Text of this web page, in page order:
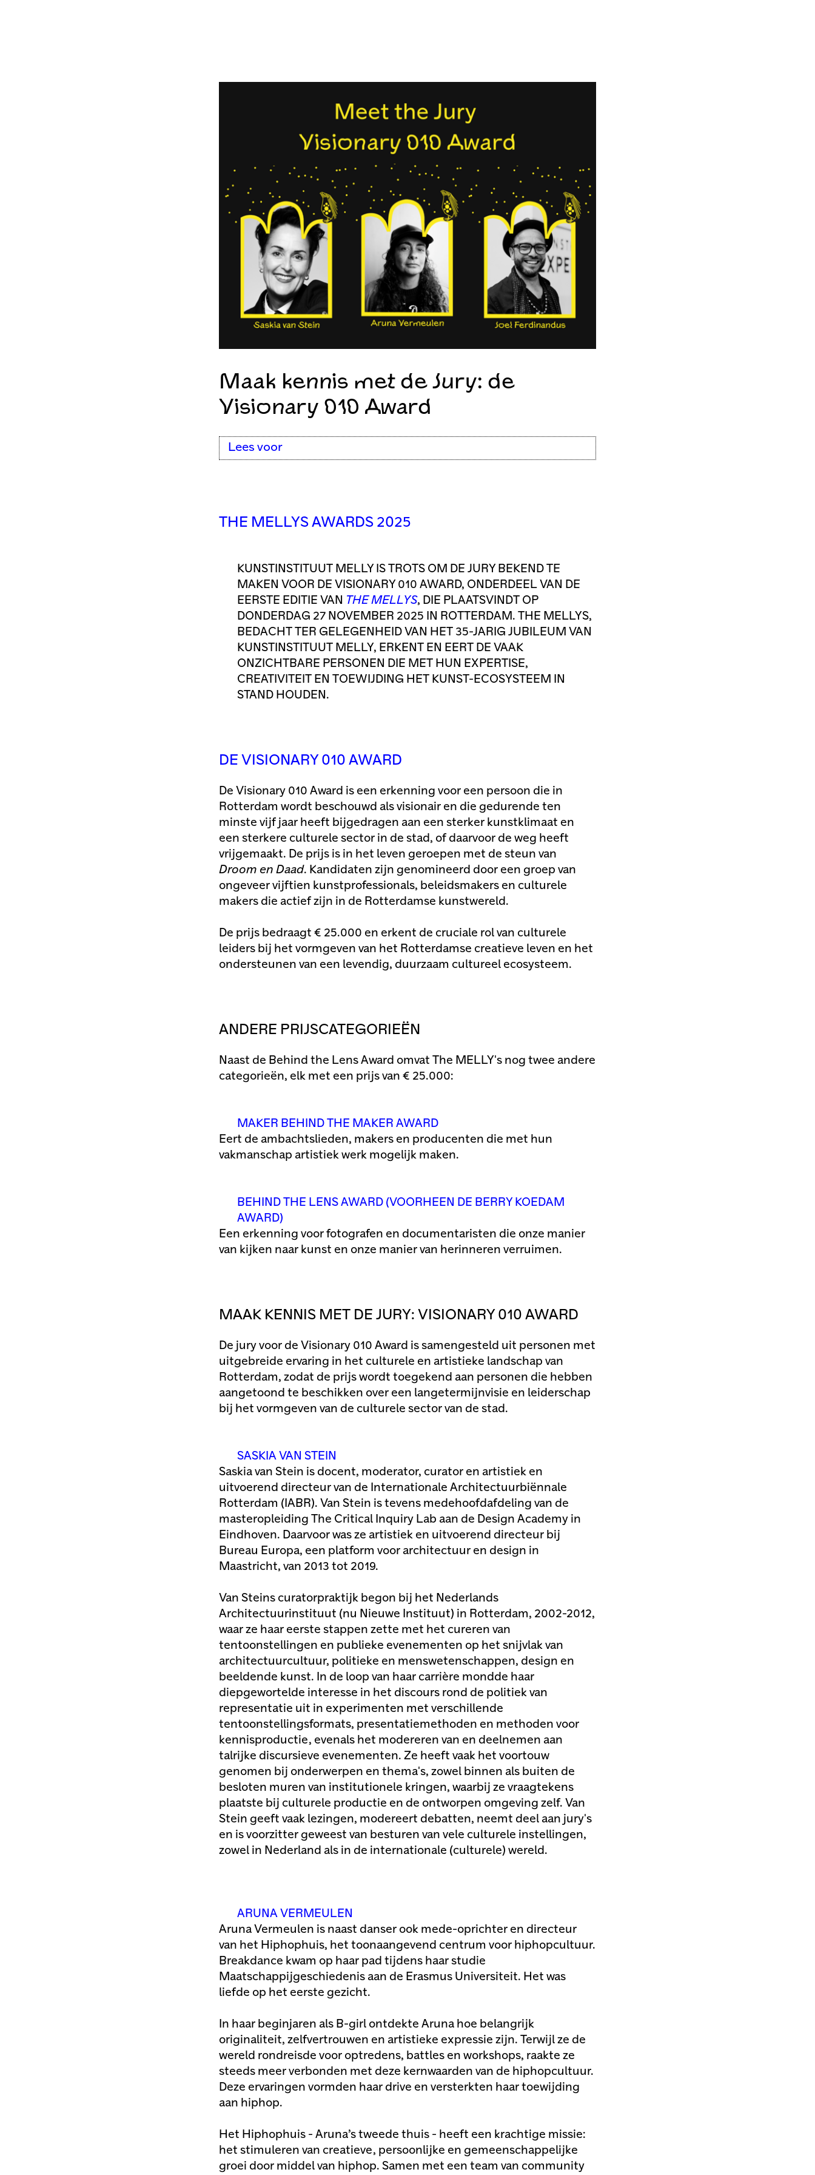
Maak kennis met de Jury: de
Visionary 010 Award
Lees voor
THE MELLYS AWARDS 2025
KUNSTINSTITUUT MELLY IS TROTS OM DE JURY BEKEND TE
MAKEN VOOR DE VISIONARY 010 AWARD, ONDERDEEL VAN DE
EERSTE EDITIE VAN THE MELLYS, DIE PLAATSVINDT OP
DONDERDAG 27 NOVEMBER 2025 IN ROTTERDAM. THE MELLYS,
BEDACHT TER GELEGENHEID VAN HET 35-JARIG JUBILEUM VAN
KUNSTINSTITUUT MELLY, ERKENT EN EERT DE VAAK
ONZICHTBARE PERSONEN DIE MET HUN EXPERTISE,
CREATIVITEIT EN TOEWIJDING HET KUNST-ECOSYSTEEM IN
STAND HOUDEN.
DE VISIONARY 010 AWARD
De Visionary 010 Award is een erkenning voor een persoon die in
Rotterdam wordt beschouwd als visionair en die gedurende ten
minste vijf jaar heeft bijgedragen aan een sterker kunstklimaat en
een sterkere culturele sector in de stad, of daarvoor de weg heeft
vrijgemaakt. De prijs is in het leven geroepen met de steun van
Droom en Daad. Kandidaten zijn genomineerd door een groep van
ongeveer vijftien kunstprofessionals, beleidsmakers en culturele
makers die actief zijn in de Rotterdamse kunstwereld.
De prijs bedraagt € 25.000 en erkent de cruciale rol van culturele
leiders bij het vormgeven van het Rotterdamse creatieve leven en het
ondersteunen van een levendig, duurzaam cultureel ecosysteem.
ANDERE PRIJSCATEGORIEËN
Naast de Behind the Lens Award omvat The MELLY's nog twee andere
categorieën, elk met een prijs van € 25.000:
MAKER BEHIND THE MAKER AWARD
Eert de ambachtslieden, makers en producenten die met hun
vakmanschap artistiek werk mogelijk maken.
BEHIND THE LENS AWARD (VOORHEEN DE BERRY KOEDAM
AWARD)
Een erkenning voor fotografen en documentaristen die onze manier
van kijken naar kunst en onze manier van herinneren verruimen.
MAAK KENNIS MET DE JURY: VISIONARY 010 AWARD
De jury voor de Visionary 010 Award is samengesteld uit personen met
uitgebreide ervaring in het culturele en artistieke landschap van
Rotterdam, zodat de prijs wordt toegekend aan personen die hebben
aangetoond te beschikken over een langetermijnvisie en leiderschap
bij het vormgeven van de culturele sector van de stad.
SASKIA VAN STEIN
Saskia van Stein is docent, moderator, curator en artistiek en
uitvoerend directeur van de Internationale Architectuurbiënnale
Rotterdam (IABR). Van Stein is tevens medehoofdafdeling van de
masteropleiding The Critical Inquiry Lab aan de Design Academy in
Eindhoven. Daarvoor was ze artistiek en uitvoerend directeur bij
Bureau Europa, een platform voor architectuur en design in
Maastricht, van 2013 tot 2019.
Van Steins curatorpraktijk begon bij het Nederlands
Architectuurinstituut (nu Nieuwe Instituut) in Rotterdam, 2002-2012,
waar ze haar eerste stappen zette met het cureren van
tentoonstellingen en publieke evenementen op het snijvlak van
architectuurcultuur, politieke en menswetenschappen, design en
beeldende kunst. In de loop van haar carrière mondde haar
diepgewortelde interesse in het discours rond de politiek van
representatie uit in experimenten met verschillende
tentoonstellingsformats, presentatiemethoden en methoden voor
kennisproductie, evenals het modereren van en deelnemen aan
talrijke discursieve evenementen. Ze heeft vaak het voortouw
genomen bij onderwerpen en thema's, zowel binnen als buiten de
besloten muren van institutionele kringen, waarbij ze vraagtekens
plaatste bij culturele productie en de ontworpen omgeving zelf. Van
Stein geeft vaak lezingen, modereert debatten, neemt deel aan jury's
en is voorzitter geweest van besturen van vele culturele instellingen,
zowel in Nederland als in de internationale (culturele) wereld.
ARUNA VERMEULEN
Aruna Vermeulen is naast danser ook mede-oprichter en directeur
van het Hiphophuis, het toonaangevend centrum voor hiphopcultuur.
Breakdance kwam op haar pad tijdens haar studie
Maatschappijgeschiedenis aan de Erasmus Universiteit. Het was
liefde op het eerste gezicht.
In haar beginjaren als B-girl ontdekte Aruna hoe belangrijk
originaliteit, zelfvertrouwen en artistieke expressie zijn. Terwijl ze de
wereld rondreisde voor optredens, battles en workshops, raakte ze
steeds meer verbonden met deze kernwaarden van de hiphopcultuur.
Deze ervaringen vormden haar drive en versterkten haar toewijding
aan hiphop.
Het Hiphophuis - Aruna’s tweede thuis - heeft een krachtige missie:
het stimuleren van creatieve, persoonlijke en gemeenschappelijke
groei door middel van hiphop. Samen met een team van community